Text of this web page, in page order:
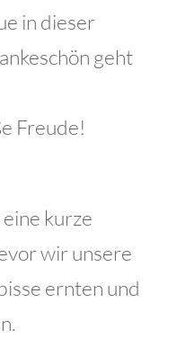
in dieser
geht
Freude!
kurze
wir unsere
ernten und